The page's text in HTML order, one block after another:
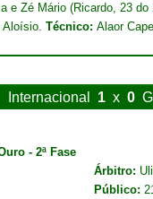
e Zé Mário (Ricardo, 23
Aloísio. Técnico: Alaor
Internacional 1 x 0
- 2ª Fase
Árbitro:
Público: